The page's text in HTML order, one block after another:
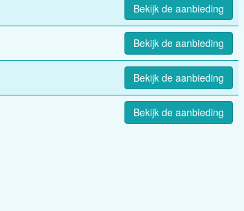
Bekijk de aanbieding
Bekijk de aanbieding
Bekijk de aanbieding
Bekijk de aanbieding